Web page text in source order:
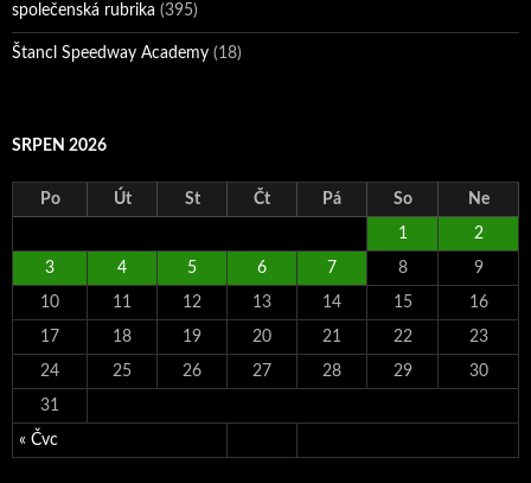
společenská rubrika (395)
Štancl Speedway Academy (18)
SRPEN 2026
Po Út St Čt Pá So Ne
« Čvc
1 2
3 4 5 6 7 8 9
10 11 12 13 14 15 16
17 18 19 20 21 22 23
24 25 26 27 28 29 30
31